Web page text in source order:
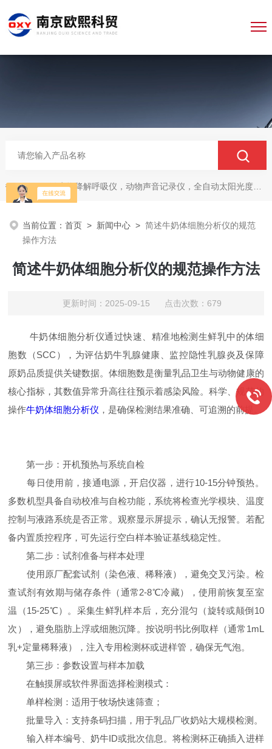
热门关键词：微生物降解呼吸仪，动物声音记录仪，全自动太阳光度计，牛奶分析仪，牛奶体细胞测定仪，质构仪，高胶强度测定仪
当前位置：首页 > 新闻中心 >简述牛奶体细胞分析仪的规范
操作方法
简述牛奶体细胞分析仪的规范操作方法
更新时间：2025-09-15 点击次数：679
牛奶体细胞分析仪通过快速、精准地检测生鲜乳中的体细
胞数（SCC），为评估奶牛乳腺健康、监控隐性乳腺炎及保障
原奶品质提供关键数据。体细胞数是衡量乳品卫生与动物健康的
核心指标，其数值异常升高往往预示着感染风险。科学、规范的
操作牛奶体细胞分析仪 ，是确保检测结果准确、可追溯的前提。
第一步：开机预热与系统自检
每日使用前，接通电源，开启仪器，进行10-15分钟预热。
多数机型具备自动校准与自检功能，系统将检查光学模块、温度
控制与液路系统是否正常。观察显示屏提示，确认无报警。若配
备内置质控程序，可先运行空白样本验证基线稳定性。
第二步：试剂准备与样本处理
使用原厂配套试剂（染色液、稀释液），避免交叉污染。检
查试剂有效期与储存条件（通常2-8℃冷藏），使用前恢复至室
温（15-25℃）。采集生鲜乳样本后，充分混匀（旋转或颠倒10
次），避免脂肪上浮或细胞沉降。按说明书比例取样（通常1mL
乳+定量稀释液），注入专用检测杯或进样管，确保无气泡。
第三步：参数设置与样本加载
在触摸屏或软件界面选择检测模式：
单样检测：适用于牧场快速筛查；
批量导入：支持条码扫描，用于乳品厂收奶站大规模检测。
输入样本编号、奶牛ID或批次信息。将检测杯正确插入进样